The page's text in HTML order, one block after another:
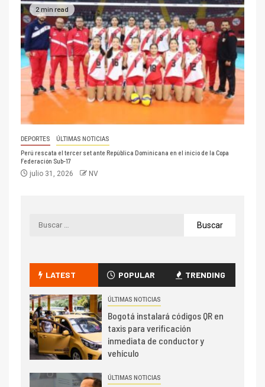
2 min read
DEPORTES ÚLTIMAS NOTICIAS
Perú rescata el tercer set ante República Dominicana en el inicio de la Copa
Federación Sub-17
julio 31, 2026 NV
LATEST POPULAR TRENDING
ÚLTIMAS NOTICIAS
Bogotá instalará códigos QR en
taxis para verificación
inmediata de conductor y
vehículo
ÚLTIMAS NOTICIAS